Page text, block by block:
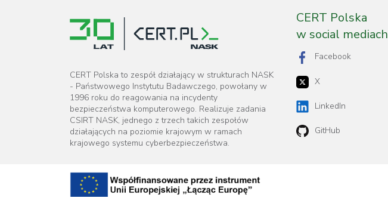
CERT Polska to zespół działający w strukturach NASK
- Państwowego Instytutu Badawczego, powołany w
1996 roku do reagowania na incydenty
bezpieczeństwa komputerowego. Realizuje zadania
CSIRT NASK, jednego z trzech takich zespołów
działających na poziomie krajowym w ramach
krajowego systemu cyberbezpieczeństwa.
CERT Polska
w social mediach
Facebook
X
LinkedIn
GitHub